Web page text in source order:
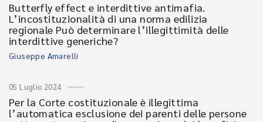
Butterfly effect e interdittive antimafia.
L’incostituzionalità di una norma edilizia
regionale Può determinare l’illegittimità delle
interdittive generiche?
Giuseppe Amarelli
05 Luglio 2024
Per la Corte costituzionale è illegittima
l’automatica esclusione dei parenti delle persone